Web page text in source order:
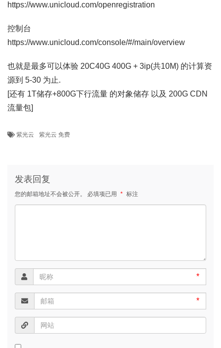
https://www.unicloud.com/openregistration
控制台
https://www.unicloud.com/console/#/main/overview
也就是最多可以体验 20C40G 400G + 3ip(共10M) 的计算资
源到 5-30 为止.
[还有 1T储存+800G下行流量 的对象储存 以及 200G CDN
流量包]
紫光云 紫光云 免费
发表回复
您的邮箱地址不会被公开。 必填项已用 * 标注
*
*